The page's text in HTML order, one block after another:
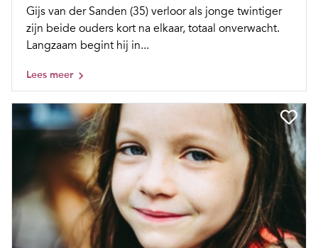
Gijs van der Sanden (35) verloor als jonge twintiger
zijn beide ouders kort na elkaar, totaal onverwacht.
Langzaam begint hij in...
Lees meer